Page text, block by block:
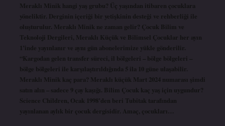
Meraklı Minik hangi yaş grubu? Üç yaşından itibaren çocuklara
yöneliktir. Derginin içeriği bir yetişkinin desteği ve rehberliği ile
oluşturulur. Meraklı Minik ne zaman gelir? Çocuk Bilim ve
Teknoloji Dergileri, Meraklı Küçük ve Bilimsel Çocuklar her ayın
1’inde yayınlanır ve aynı gün abonelerimize yükle gönderilir.
“Kargodan gelen transfer süreci, il bölgeleri – bölge bölgeleri –
bölge bölgeleri ile karşılaştırıldığında 5 ila 10 güne ulaşabilir.
Meraklı Minik kaç para? Meraklı küçük Mart 2024 numarası şimdi
satın alın – sadece 9 çay kaşığı. Bilim Çocuk kaç yaş için uygundur?
Science Children, Ocak 1998’den beri Tubitak tarafından
yayınlanan aylık bir çocuk dergisidir. Amaç, çocukları…